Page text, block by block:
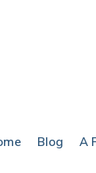
Blog A